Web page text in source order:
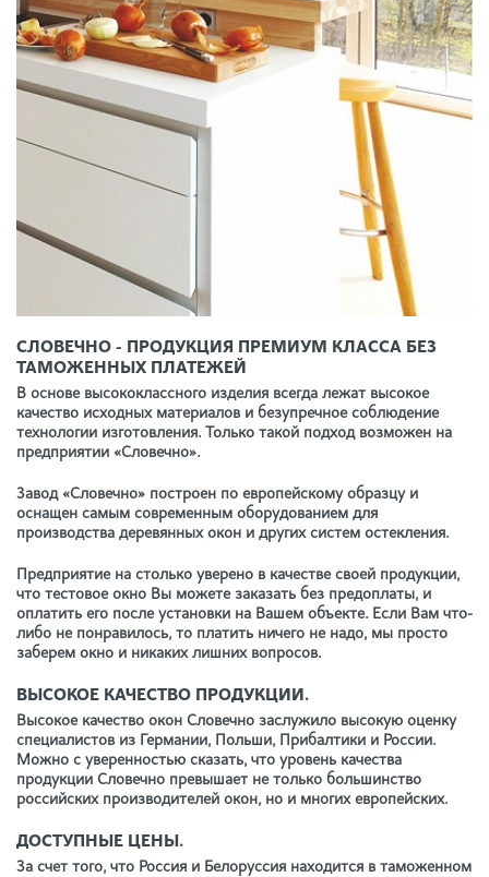
СЛОВЕЧНО - ПРОДУКЦИЯ ПРЕМИУМ КЛАССА БЕЗ
ТАМОЖЕННЫХ ПЛАТЕЖЕЙ
В основе высококлассного изделия всегда лежат высокое
качество исходных материалов и безупречное соблюдение
технологии изготовления. Только такой подход возможен на
предприятии «Словечно».
Завод «Словечно» построен по европейскому образцу и
оснащен самым современным оборудованием для
производства деревянных окон и других систем остекления.
Предприятие на столько уверено в качестве своей продукции,
что тестовое окно Вы можете заказать без предоплаты, и
оплатить его после установки на Вашем объекте. Если Вам что-
либо не понравилось, то платить ничего не надо, мы просто
заберем окно и никаких лишних вопросов.
ВЫСОКОЕ КАЧЕСТВО ПРОДУКЦИИ.
Высокое качество окон Словечно заслужило высокую оценку
специалистов из Германии, Польши, Прибалтики и России.
Можно с уверенностью сказать, что уровень качества
продукции Словечно превышает не только большинство
российских производителей окон, но и многих европейских.
ДОСТУПНЫЕ ЦЕНЫ.
За счет того, что Россия и Белоруссия находится в таможенном